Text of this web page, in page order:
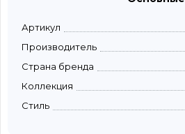
Артикул
Производитель
Страна бренда
Коллекция
Стиль